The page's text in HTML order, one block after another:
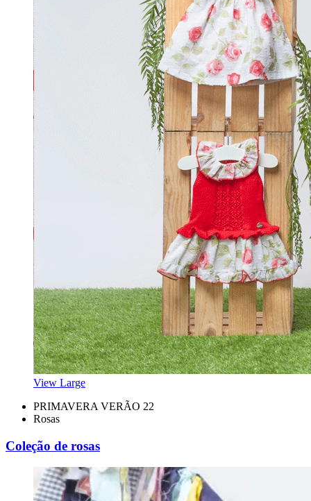
View Large
PRIMAVERA VERÃO 22
Rosas
Coleção de rosas